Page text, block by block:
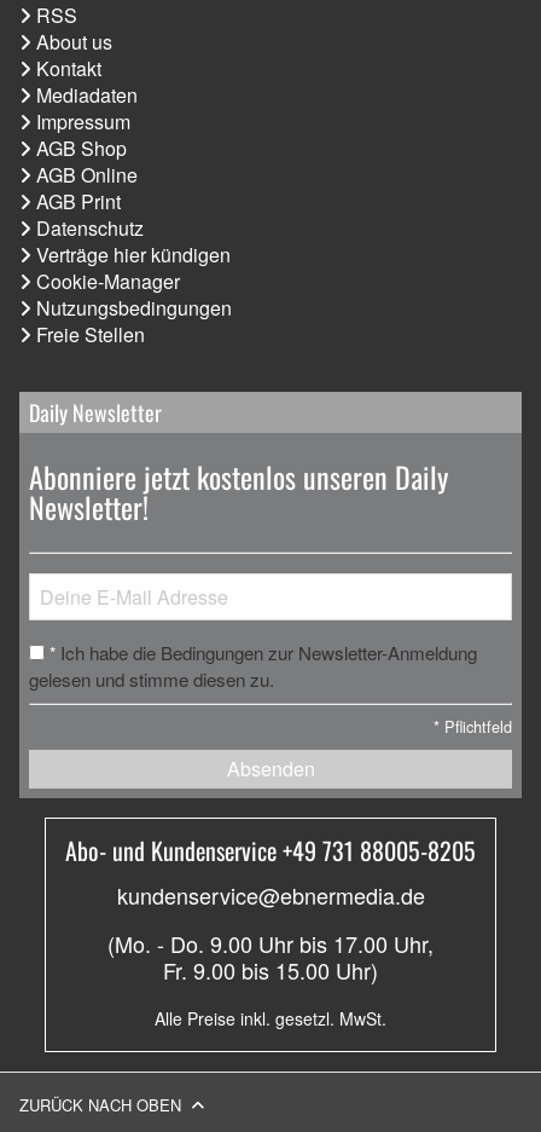
RSS
About us
Kontakt
Mediadaten
Impressum
AGB Shop
AGB Online
AGB Print
Datenschutz
Verträge hier kündigen
Cookie-Manager
Nutzungsbedingungen
Freie Stellen
Daily Newsletter
Abonniere jetzt kostenlos unseren Daily
Newsletter!
* Ich habe die Bedingungen zur Newsletter-Anmeldung
gelesen und stimme diesen zu.
* Pflichtfeld
Absenden
Abo- und Kundenservice +49 731 88005-8205
kundenservice@ebnermedia.de
(Mo. - Do. 9.00 Uhr bis 17.00 Uhr,
Fr. 9.00 bis 15.00 Uhr)
Alle Preise inkl. gesetzl. MwSt.
ZURÜCK NACH OBEN